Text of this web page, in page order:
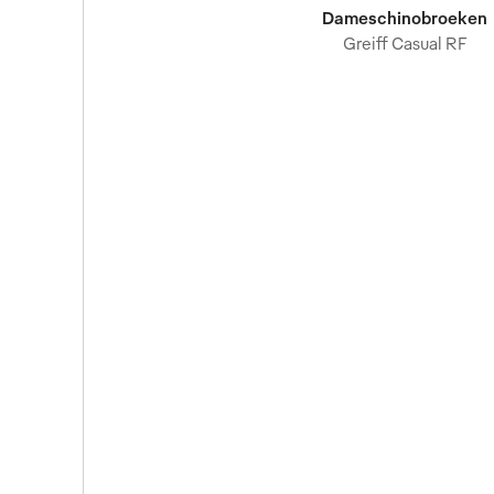
Dameschinobroeken
Greiff Casual RF